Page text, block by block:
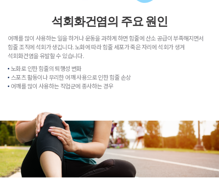
석회화건염의 주요 원인
어깨를 많이 사용하는 일을 하거나 운동을 과하게 하면 힘줄에 산소 공급이 부족해지면서
힘줄 조직에 석회가 생깁니다. 노화에 따라 힘줄 세포가 죽은 자리에 석회가 생겨
석회화건염을 유발할 수 있습니다.
노화로 인한 힘줄의 퇴행성 변화
스포츠 활동이나 무리한 어깨 사용으로 인한 힘줄 손상
어깨를 많이 사용하는 직업군에 종사하는 경우